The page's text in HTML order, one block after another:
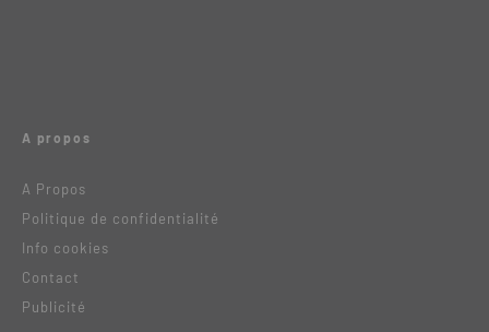
A propos
A Propos
Politique de confidentialité
Info cookies
Contact
Publicité